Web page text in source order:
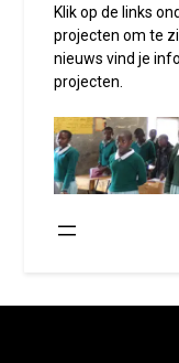
Klik op de links
projecten om te
nieuws vind je
projecten.